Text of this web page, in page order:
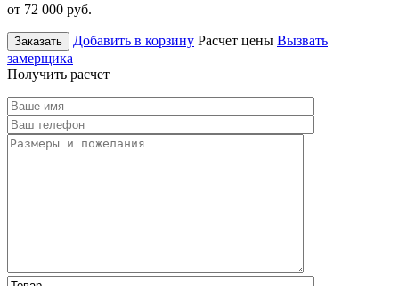
от 72 000 руб.
Заказать Добавить в корзину Расчет цены Вызвать
замерщика
Получить расчет